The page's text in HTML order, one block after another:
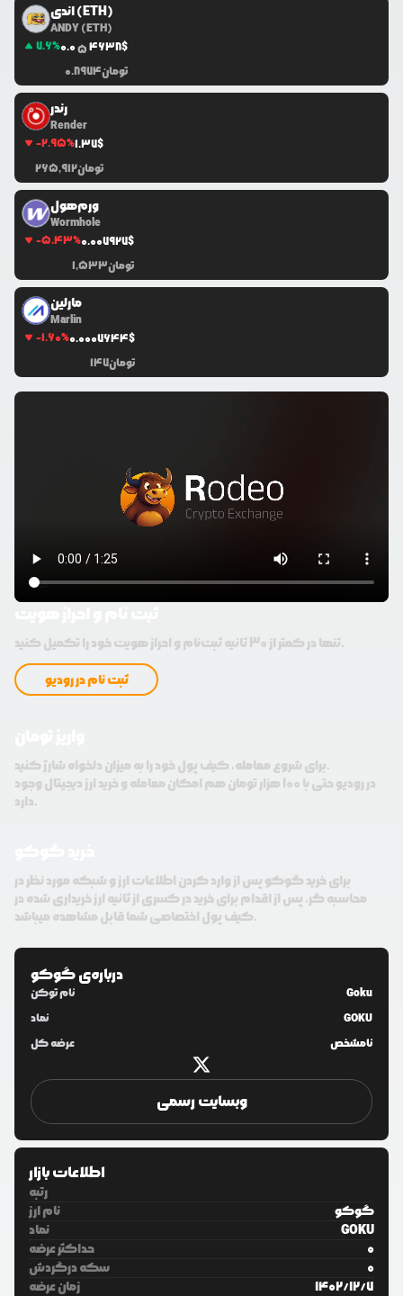
اندی (ETH)
ANDY (ETH)
7.6%0.054638$
0.8974تومان
رندر
Render
-2.95%1.37$
265,912تومان
ورم‌هول
Wormhole
-5.43%0.007927$
1,533تومان
مارلین
Marlin
-1.60%0.0007644$
147تومان
تنها در کمتر از 30 ثانیه ثبت‌نام و احراز هویت خود را تکمیل کنید.
ثبت نام در رودیو
برای شروع معامله، کیف پول خود را به میزان دلخواه شارژ کنید.
در رودیو حتی با 100 هزار تومان هم امکان معامله و خرید ارز دیجیتال وجود
دارد.
برای خرید گوکو پس از وارد کردن اطلاعات ارز و شبکه مورد نظر در
محاسبه گر، پس از اقدام برای خرید در کسری از ثانیه ارز خریداری شده در
کیف پول اختصاصی شما قابل مشاهده میباشد.
درباره‌یگوکو
نام توکن
Goku
نماد
GOKU
عرضه کل
نامشخص
وبسایت رسمی
اطلاعات بازار
رتبه
نام ارز
گوکو
نماد
GOKU
حداکثر عرضه
0
سکه درگردش
0
زمان عرضه
1402/12/7